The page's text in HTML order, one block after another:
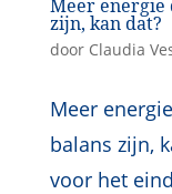
Meer energie
zijn, kan dat?
door Claudia
Meer
balans zijn,
voor het